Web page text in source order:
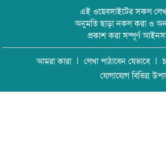
এই ওয়েবসাইটের সকল
অনুমতি ছাড়া নকল করা ও
প্রকাশ করা সম্পূর্ণ
আমরা কারা লেখা পাঠাবেন যেভাবে
যোগাযোগ বিভিন্ন